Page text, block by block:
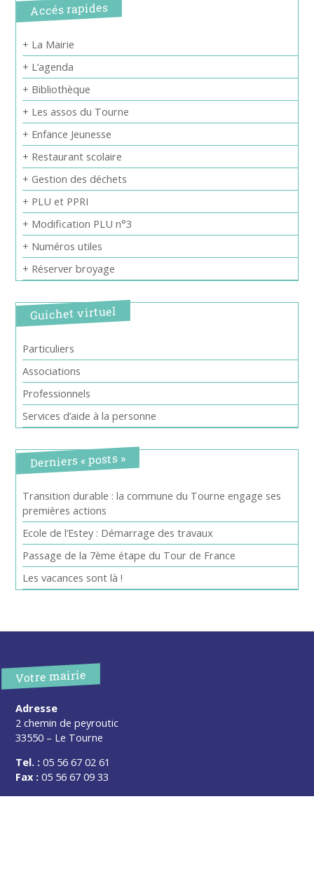
Accés rapides
+ La Mairie
+ L’agenda
+ Bibliothèque
+ Les assos du Tourne
+ Enfance Jeunesse
+ Restaurant scolaire
+ Gestion des déchets
+ PLU et PPRI
+ Modification PLU n°3
+ Numéros utiles
+ Réserver broyage
Guichet virtuel
Particuliers
Associations
Professionnels
Services d’aide à la personne
Derniers « posts »
Transition durable : la commune du Tourne engage ses
premières actions
Ecole de l’Estey : Démarrage des travaux
Passage de la 7ème étape du Tour de France
Les vacances sont là !
Votre mairie
Adresse
2 chemin de peyroutic
33550 – Le Tourne
Tel. : 05 56 67 02 61
Fax : 05 56 67 09 33